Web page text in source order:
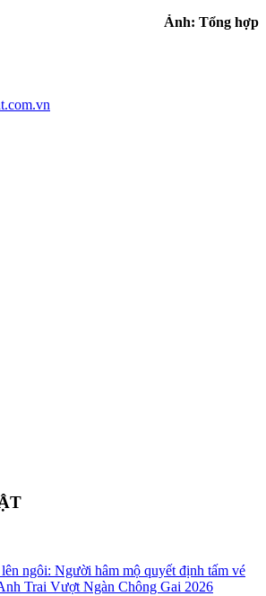
Ảnh: Tổng hợp
ngôi: Người hâm mộ quyết định tấm vé
Trai Vượt Ngàn Chông Gai 2026